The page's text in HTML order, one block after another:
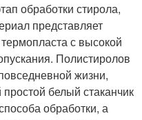
обработки стирола,
представляет
с высокой
Полистиролов
жизни,
белый стаканчик
обработки, а